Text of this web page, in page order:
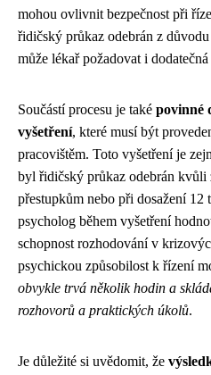
mohou ovlivnit bezpečnost při
řidičský průkaz odebrán z
může lékař požadovat i
Součástí procesu je také povinné
vyšetření, které musí být
pracovištěm. Toto vyšetření je
byl řidičský průkaz odebrán kvůli
přestupkům nebo při dosažení
psycholog během vyšetření
schopnost rozhodování v
psychickou způsobilost k řízení
obvykle trvá několik hodin a
rozhovorů a praktických úkolů.
Je důležité si uvědomit, že